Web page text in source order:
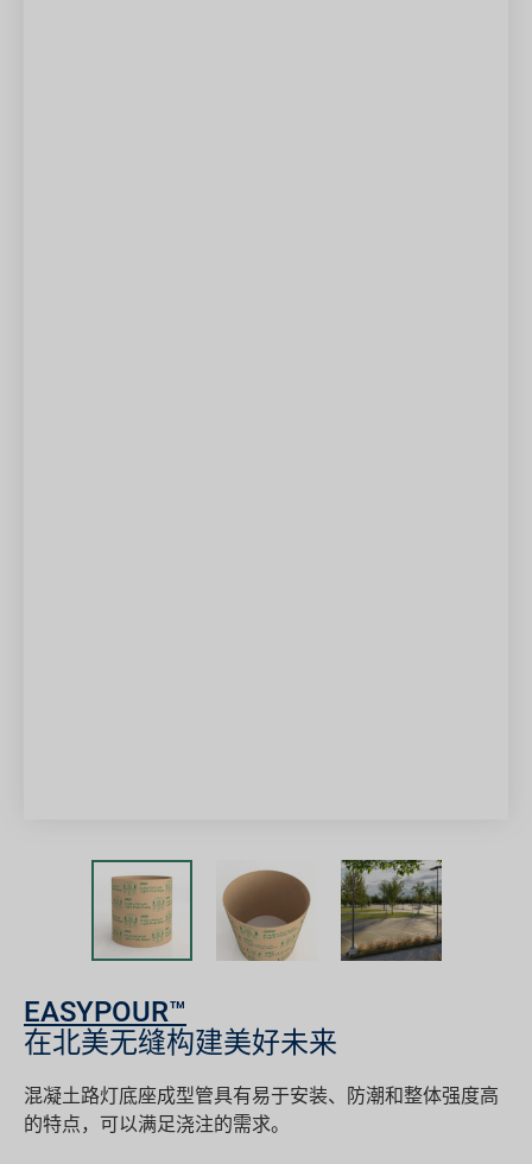
EASYPOUR™
在北美无缝构建美好未来
混凝土路灯底座成型管具有易于安装、防潮和整体强度高
的特点，可以满足浇注的需求。